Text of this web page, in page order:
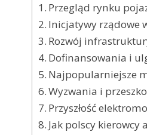
Przegląd rynku
Inicjatywy rządowe
Rozwój
Dofinansowania i
Najpopularniejsze
Wyzwania i
Przyszłość
Jak polscy